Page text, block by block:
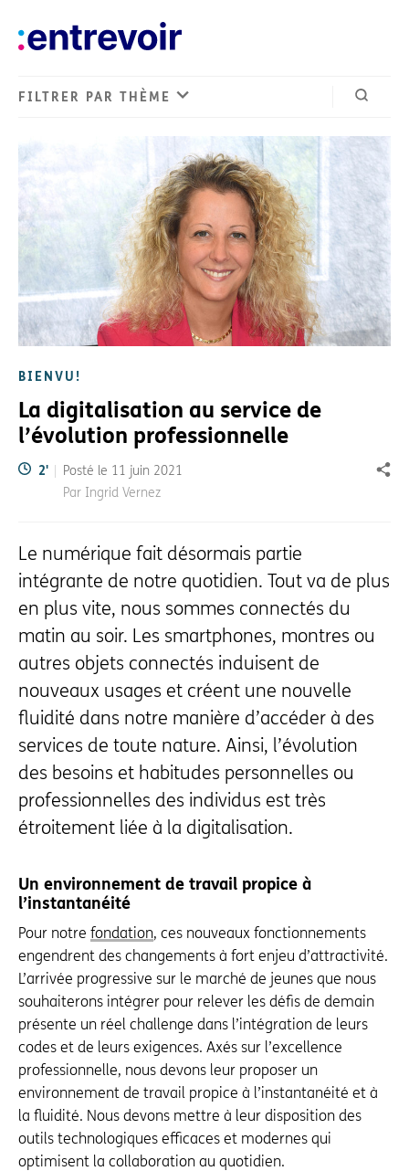
FILTRER PAR THÈME
BIENVU!
La digitalisation au service de
l’évolution professionnelle
Temps de lecture:
2' Posté le 11 juin 2021
Par Ingrid Vernez
Le numérique fait désormais partie
intégrante de notre quotidien. Tout va de plus
en plus vite, nous sommes connectés du
matin au soir. Les smartphones, montres ou
autres objets connectés induisent de
nouveaux usages et créent une nouvelle
fluidité dans notre manière d’accéder à des
services de toute nature. Ainsi, l’évolution
des besoins et habitudes personnelles ou
professionnelles des individus est très
étroitement liée à la digitalisation.
Un environnement de travail propice à
l’instantanéité
Pour notre fondation, ces nouveaux fonctionnements
engendrent des changements à fort enjeu d’attractivité.
L’arrivée progressive sur le marché de jeunes que nous
souhaiterons intégrer pour relever les défis de demain
présente un réel challenge dans l’intégration de leurs
codes et de leurs exigences. Axés sur l’excellence
professionnelle, nous devons leur proposer un
environnement de travail propice à l’instantanéité et à
la fluidité. Nous devons mettre à leur disposition des
outils technologiques efficaces et modernes qui
optimisent la collaboration au quotidien.